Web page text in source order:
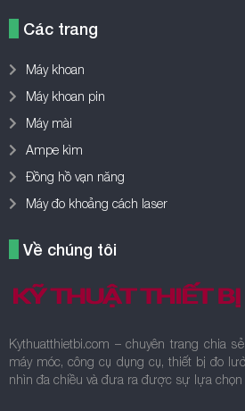
Các trang
Máy khoan
Máy khoan pin
Máy mài
Ampe kìm
Đồng hồ vạn năng
Máy đo khoảng cách laser
Về chúng tôi
Kythuatthietbi.com – chuyên trang chia
máy móc, công cụ dụng cụ, thiết bị đo
nhìn đa chiều và đưa ra được sự lựa